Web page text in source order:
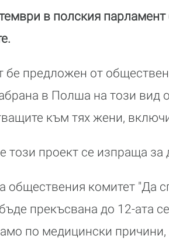
в полския
бе предложен от
в Полша на този вид
към тях жени,
този проект се изпраща за
обществения комитет "Да
прекъсвана до 12-ата
по медицински